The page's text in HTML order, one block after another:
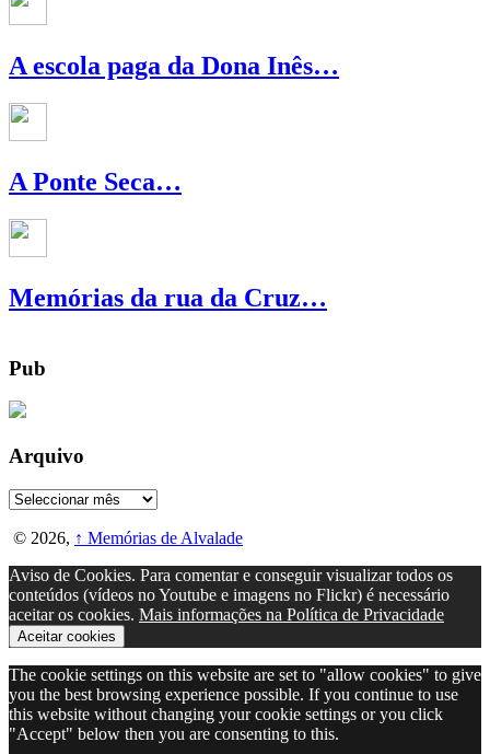
A escola paga da Dona Inês…
A Ponte Seca…
Memórias da rua da Cruz…
Pub
Arquivo
Arquivo
© 2026, ↑ Memórias de Alvalade
Aviso de Cookies. Para comentar e conseguir visualizar todos os
conteúdos (vídeos no Youtube e imagens no Flickr) é necessário
aceitar os cookies. Mais informações na Política de Privacidade
Aceitar cookies
The cookie settings on this website are set to "allow cookies" to give
you the best browsing experience possible. If you continue to use
this website without changing your cookie settings or you click
"Accept" below then you are consenting to this.